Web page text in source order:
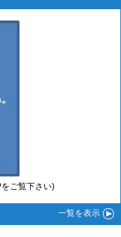
ご覧下さい)
一覧を表示